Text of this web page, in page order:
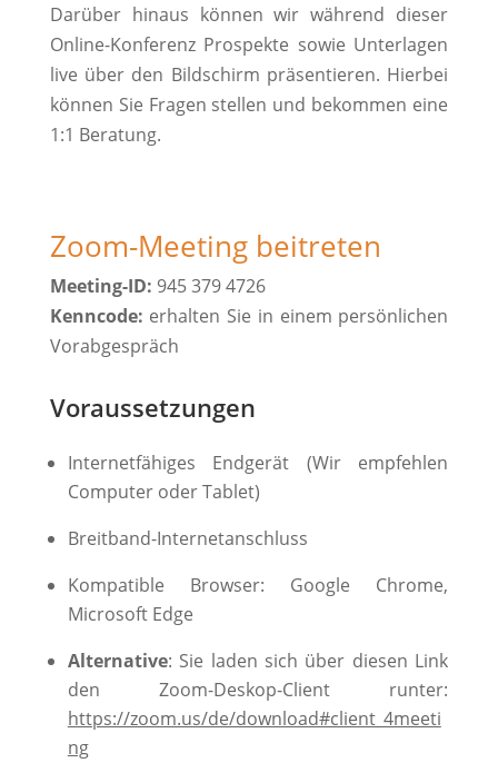
Darüber hinaus können wir während dieser
Online-Konferenz Prospekte sowie Unterlagen
live über den Bildschirm präsentieren. Hierbei
können Sie Fragen stellen und bekommen eine
1:1 Beratung.
Zoom-Meeting beitreten
Meeting-ID: 945 379 4726
Kenncode: erhalten Sie in einem persönlichen
Vorabgespräch
Voraussetzungen
Internetfähiges Endgerät (Wir empfehlen
Computer oder Tablet)
Breitband-Internetanschluss
Kompatible Browser: Google Chrome,
Microsoft Edge
Alternative: Sie laden sich über diesen Link
den Zoom-Deskop-Client runter:
https://zoom.us/de/download#client_4meeti
ng